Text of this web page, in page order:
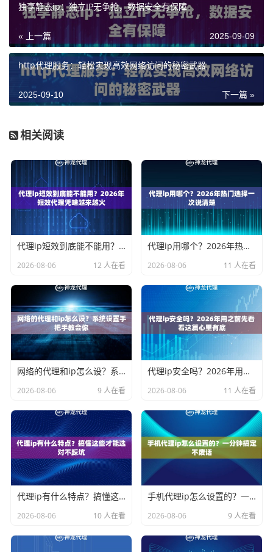
独享静态ip：独立IP无争抢，数据安全有保障
« 上一篇 2025-09-09
http代理服务：轻松实现高效网络访问的秘密武器
下一篇 »
2025-09-10
相关阅读
代理ip短效到底能不能用？2026年短效代理凭啥越来越火
2026-08-06 12 人在看
代理ip用哪个？2026年热门选择一次说清楚
2026-08-06 11 人在看
网络的代理和ip怎么设？系统设置手把手教会你
2026-08-06 9 人在看
代理ip安全吗？2026年用之前先看看这篇心里有底
2026-08-06 11 人在看
代理ip有什么特点？搞懂这些才能选对不踩坑
2026-08-06 10 人在看
手机代理ip怎么设置的？一分钟搞定不废话
2026-08-06 9 人在看